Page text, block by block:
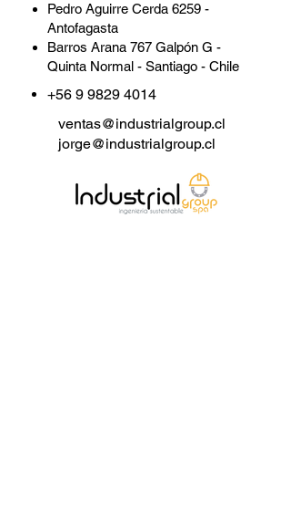
cauchos y diseños exclusivos Los
sellos pueden ser fabricados en
diferentes diámetros interiores,
Pedro Aguirre Cerda 6259 -
Antofagasta
Barros Arana 767 Galpón G -
Quinta Normal - Santiago - Chile
+56 9 9829 4014
ventas@industrialgroup.cl
jorge@industrialgroup.cl